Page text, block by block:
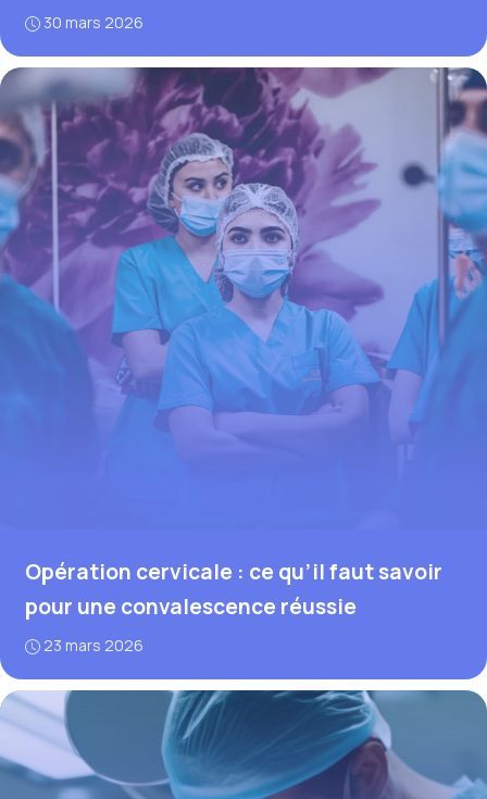
30 mars 2026
Opération cervicale : ce qu’il faut savoir
pour une convalescence réussie
23 mars 2026